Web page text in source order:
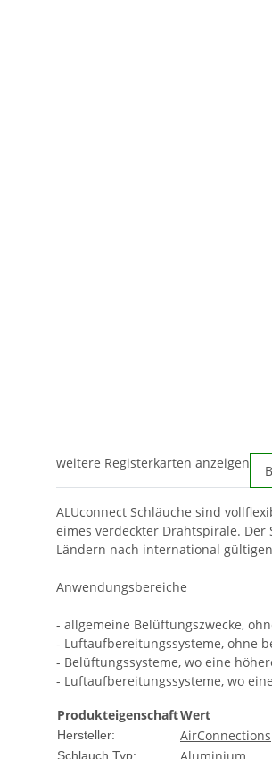
weitere Registerkarten anzeigen
ALUconnect Schläuche sind
eimes verdeckter Drahtspirale.
Ländern nach international
Anwendungsbereiche
- allgemeine Belüftungszwecke,
- Luftaufbereitungssysteme, ohne
- Belüftungssysteme, wo eine
- Luftaufbereitungssysteme, wo
ProdukteigenschaftWert
Hersteller: AirConnections
Schlauch Typ: